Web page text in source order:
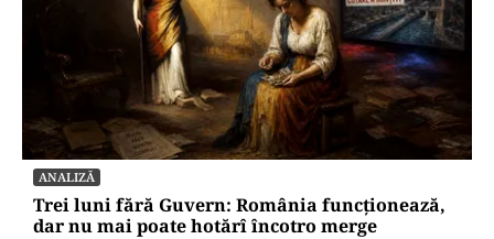
ANALIZĂ
Trei luni fără Guvern: România funcționează,
dar nu mai poate hotărî încotro merge